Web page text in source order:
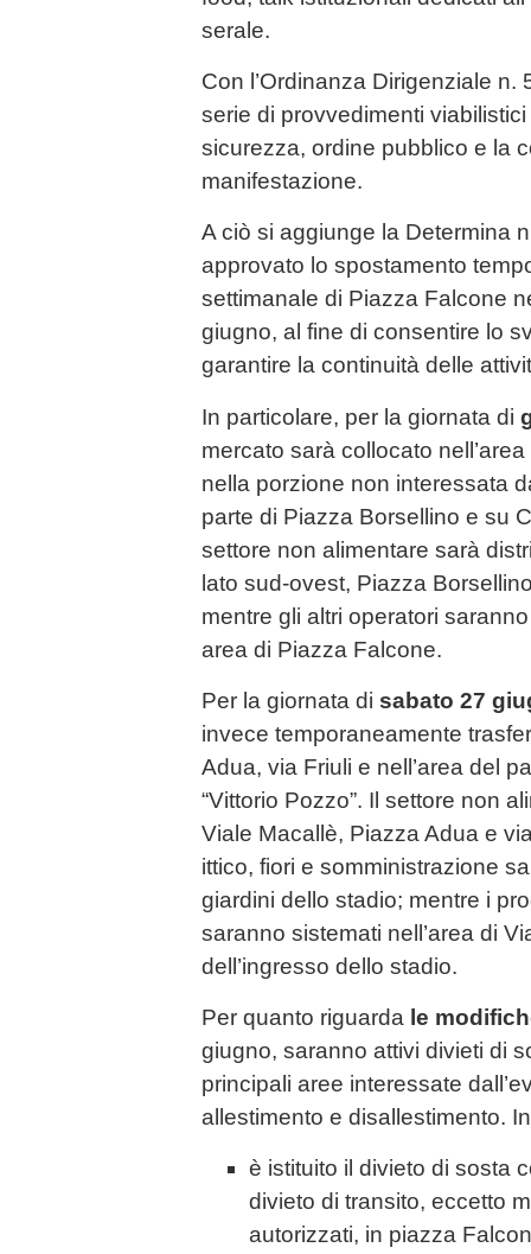
serale.
Con l’Ordinanza Dirigenziale
serie di provvedimenti
sicurezza, ordine pubblico e la
manifestazione.
A ciò si aggiunge la Determina
approvato lo spostamento
settimanale di Piazza Falcone
giugno, al fine di consentire lo
garantire la continuità delle
In particolare, per la giornata di
mercato sarà collocato
nella porzione non interessata
parte di Piazza Borsellino e su
settore non alimentare sarà
lato sud-ovest, Piazza
mentre gli altri operatori
area di Piazza Falcone.
Per la giornata di sabato 27
invece temporaneamente
Adua, via Friuli e nell’area del
“Vittorio Pozzo”. Il settore non
Viale Macallè, Piazza Adua e
ittico, fiori e somministrazione
giardini dello stadio; mentre i
saranno sistemati nell’area di
dell’ingresso dello stadio.
Per quanto riguarda le
giugno, saranno attivi divieti di
principali aree interessate
allestimento e disallestimento.
è istituito il divieto di sosta
divieto di transito, eccetto
autorizzati, in piazza